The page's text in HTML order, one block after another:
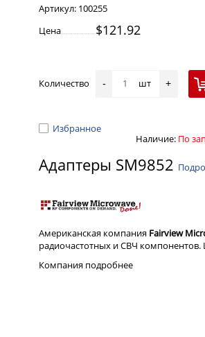
Артикул: 100255
Цена
$121.92
Количество - шт +
Избранное
Наличие: По
Адаптеры SM9852
Американская компания Fairview
радиочастотных и СВЧ компонентов.
Компания подробнее